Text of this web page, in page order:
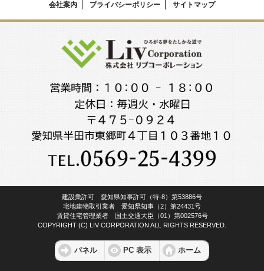
会社案内 プライバシーポリシー サイトマップ
建設業許可 愛知県知事許可（特-8）第53886号
宅地建物取引業者 愛知県知事（2）第24431号
賃貸住宅管理業者 国土交通大臣（01）第002576号
COPYRIGHT (C) LIV CORPORATION ALL RIGHTS RESERVED.
パネル PC 表示 ホーム